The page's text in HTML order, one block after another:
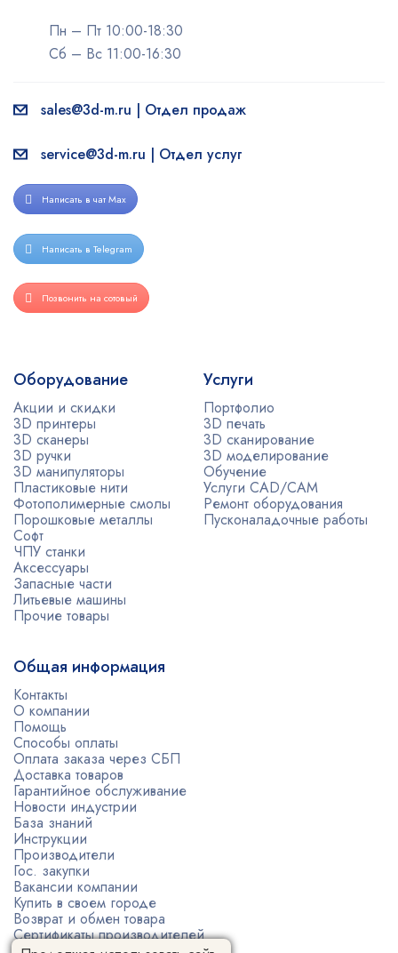
Пн – Пт 10:00-18:30
Сб – Вс 11:00-16:30
sales@3d-m.ru | Отдел продаж
service@3d-m.ru | Отдел услуг
Написать в чат Max
Написать в Telegram
Позвонить на сотовый
Оборудование
Акции и скидки
3D принтеры
3D сканеры
3D ручки
3D манипуляторы
Пластиковые нити
Фотополимерные смолы
Порошковые металлы
Софт
ЧПУ станки
Аксессуары
Запасные части
Литьевые машины
Прочие товары
Услуги
Портфолио
3D печать
3D сканирование
3D моделирование
Обучение
Услуги CAD/CAM
Ремонт оборудования
Пусконаладочные работы
Общая информация
Контакты
О компании
Помощь
Способы оплаты
Оплата заказа через СБП
Доставка товаров
Гарантийное обслуживание
Новости индустрии
База знаний
Инструкции
Производители
Гос. закупки
Вакансии компании
Купить в своем городе
Возврат и обмен товара
Сертификаты производителей